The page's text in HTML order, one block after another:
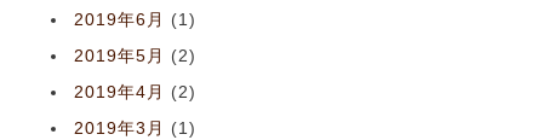
2019年6月
(1)
2019年5月
(2)
2019年4月
(2)
2019年3月
(1)